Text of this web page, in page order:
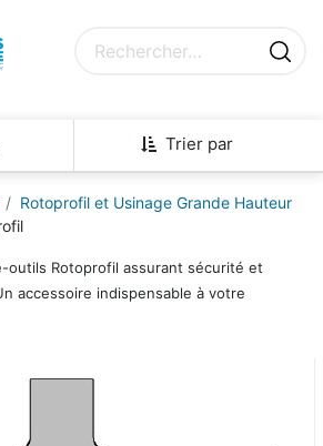
Trier par
Rotoprofil et Usinage Grande Hauteur
outils Rotoprofil assurant sécurité et
accessoire indispensable à votre